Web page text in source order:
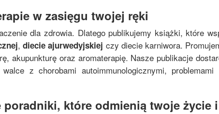
w zasięgu twojej ręki
dla zdrowia. Dlatego publikujemy książki, które
,diecie ajurwedyjskiej czy diecie karniwora.
akupunkturę oraz aromaterapię. Nasze publikacje
z chorobami autoimmunologicznymi, problemami
poradniki, które odmienią twoje życie